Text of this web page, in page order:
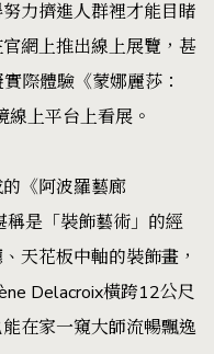
力擠進人群裡才能目睹
網上推出線上展覽，甚
際體驗《蒙娜麗莎：
上平台上看展。
《阿波羅藝廊
稱是「裝飾藝術」的經
天花板中軸的裝飾畫，
Delacroix橫跨12公尺
在家一窺大師流暢飄逸